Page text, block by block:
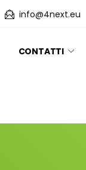
info@4next.eu
CONTATTI